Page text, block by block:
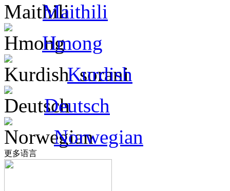
Maithili
Hmong
Kurdish
Deutsch
Norwegian
更多语言